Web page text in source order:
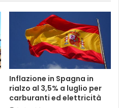
Inflazione in Spagna in
rialzo al 3,5% a luglio per
carburanti ed elettricità